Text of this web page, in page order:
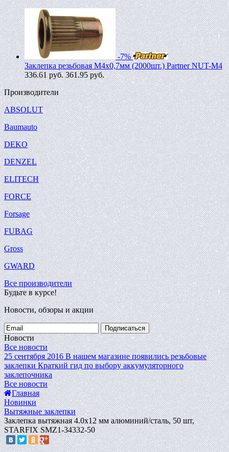
-7%
Заклепка резьбовая M4х0,7мм (2000шт.) Partner NUT-M4
336.61руб. 361.95 руб.
Производители
ABSOLUT
Baumauto
DEKO
DENZEL
ELITECH
FORCE
Forsage
FUBAG
Gross
GWARD
Все производители
Будьте в курсе!
Новости, обзоры и акции
Подписаться
Новости
Все новости
25 сентября 2016 В нашем магазине появились резьбовые
заклепки Краткий гид по выбору аккумуляторного
заклепочника
Все новости
Главная
Новинки
Вытяжные заклепки
Заклепка вытяжная 4.0х12 мм алюминий/сталь, 50 шт,
STARFIX SMZ1-34332-50